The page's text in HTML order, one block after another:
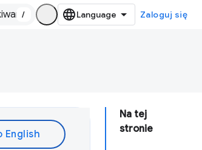
/ Zaloguj się
Na tej
stronie